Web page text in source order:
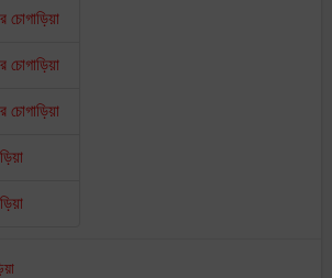
চোগাড়িয়া
চোগাড়িয়া